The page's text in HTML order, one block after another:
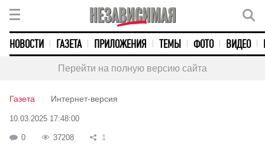
НОВОСТИ ГАЗЕТА ПРИЛОЖЕНИЯ ТЕМЫ ФОТО ВИДЕО
Перейти на полную версию сайта
Газета Интернет-версия
10.03.2025 17:48:00
0 37208 1